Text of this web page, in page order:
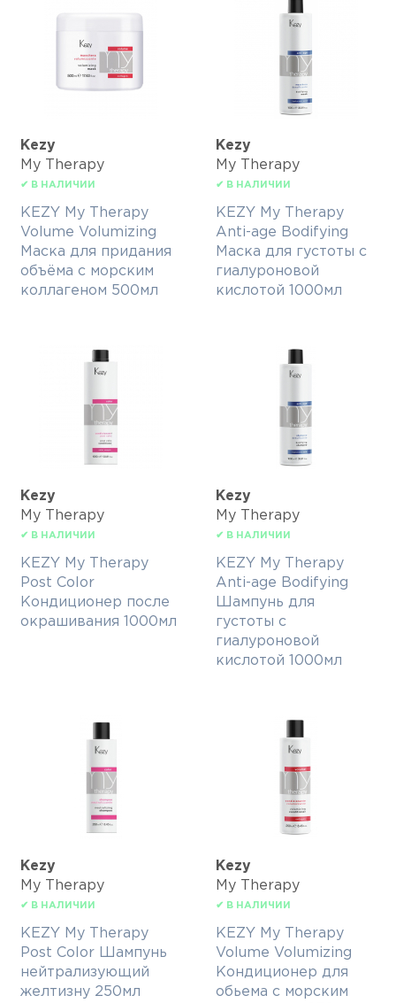
Kezy
My Therapy
✔ В НАЛИЧИИ
KEZY My Therapy
Volume Volumizing
Маска для придания
объёма с морским
коллагеном 500мл
Kezy
My Therapy
✔ В НАЛИЧИИ
KEZY My Therapy
Anti-age Bodifying
Маска для густоты с
гиалуроновой
кислотой 1000мл
Kezy
My Therapy
✔ В НАЛИЧИИ
KEZY My Therapy
Post Color
Кондиционер после
окрашивания 1000мл
Kezy
My Therapy
✔ В НАЛИЧИИ
KEZY My Therapy
Anti-age Bodifying
Шампунь для
густоты с
гиалуроновой
кислотой 1000мл
Kezy
My Therapy
✔ В НАЛИЧИИ
KEZY My Therapy
Post Color Шампунь
нейтрализующий
желтизну 250мл
Kezy
My Therapy
✔ В НАЛИЧИИ
KEZY My Therapy
Volume Volumizing
Кондиционер для
обьема с морским